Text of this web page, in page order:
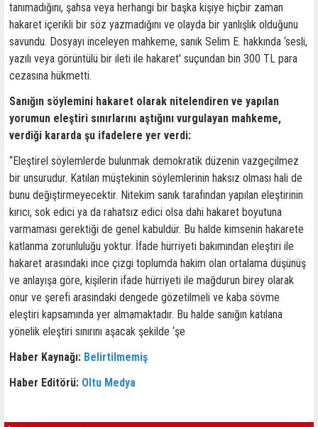
tanımadığını, şahsa veya herhangi bir başka kişiye hiçbir zaman
hakaret içerikli bir söz yazmadığını ve olayda bir yanlışlık olduğunu
savundu. Dosyayı inceleyen mahkeme, sanık Selim E. hakkında ‘sesli,
yazılı veya görüntülü bir ileti ile hakaret' suçundan bin 300 TL para
cezasına hükmetti.
Sanığın söylemini hakaret olarak nitelendiren ve yapılan
yorumun eleştiri sınırlarını aştığını vurgulayan mahkeme,
verdiği kararda şu ifadelere yer verdi:
“Eleştirel söylemlerde bulunmak demokratik düzenin vazgeçilmez
bir unsurudur. Katılan müştekinin söylemlerinin haksız olması hali de
bunu değiştirmeyecektir. Nitekim sanık tarafından yapılan eleştirinin
kırıcı, sok edici ya da rahatsız edici olsa dahi hakaret boyutuna
varmaması gerektiği de genel kabuldür. Bu halde kimsenin hakarete
katlanma zorunluluğu yoktur. İfade hürriyeti bakımından eleştiri ile
hakaret arasındaki ince çizgi toplumda hakim olan ortalama düşünüş
ve anlayışa göre, kişilerin ifade hürriyeti ile mağdurun birey olarak
onur ve şerefi arasındaki dengede gözetilmeli ve kaba sövme
eleştiri kapsamında yer almamaktadır. Bu halde sanığın katılana
yönelik eleştiri sınırını aşacak şekilde ‘şe
Haber Kaynağı: Belirtilmemiş
Haber Editörü: Oltu Medya